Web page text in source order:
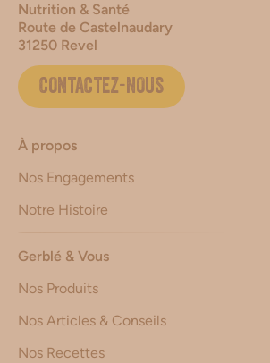
Nutrition & Santé
Route de Castelnaudary
31250 Revel
CONTACTEZ-NOUS
À propos
Nos Engagements
Notre Histoire
Gerblé & Vous
Nos Produits
Nos Articles & Conseils
Nos Recettes